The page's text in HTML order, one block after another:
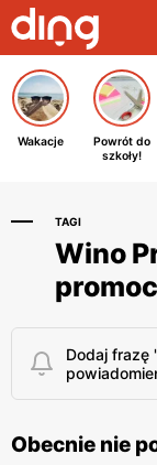
Wakacje
Powrót do
szkoły!
TAGI
Wino
Dodaj frazę
Obecnie nie